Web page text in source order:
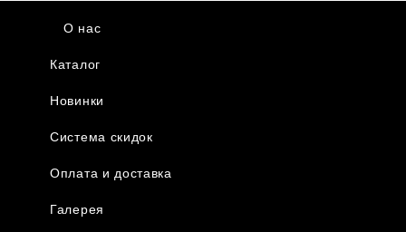
О нас
Каталог
Новинки
Система скидок
Оплата и доставка
Галерея